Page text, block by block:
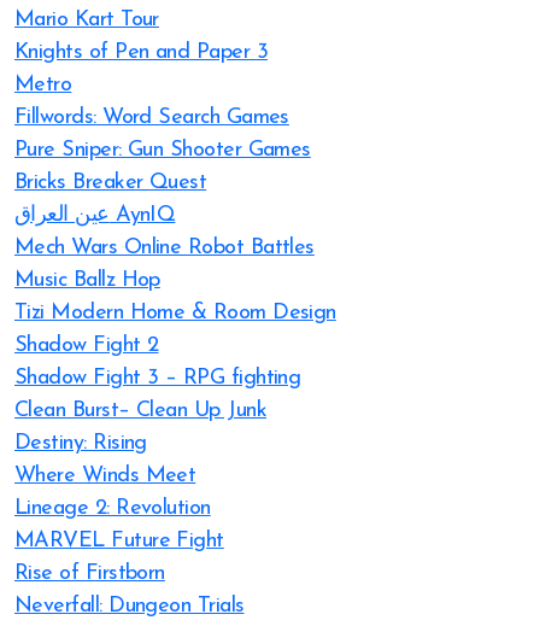
Mario Kart Tour
Knights of Pen and Paper 3
Metro
Fillwords: Word Search Games
Pure Sniper: Gun Shooter Games
Bricks Breaker Quest
عين العراق AynIQ
Mech Wars Online Robot Battles
Music Ballz Hop
Tizi Modern Home & Room Design
Shadow Fight 2
Shadow Fight 3 – RPG fighting
Clean Burst– Clean Up Junk
Destiny: Rising
Where Winds Meet
Lineage 2: Revolution
MARVEL Future Fight
Rise of Firstborn
Neverfall: Dungeon Trials